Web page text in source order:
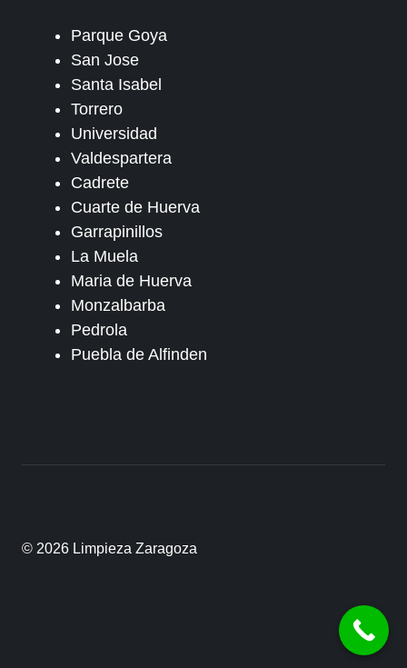
Parque Goya
San Jose
Santa Isabel
Torrero
Universidad
Valdespartera
Cadrete
Cuarte de Huerva
Garrapinillos
La Muela
Maria de Huerva
Monzalbarba
Pedrola
Puebla de Alfinden
© 2026 Limpieza Zaragoza